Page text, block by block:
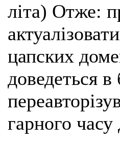
літа) Отже:
цапских
доведеться
гарного